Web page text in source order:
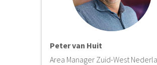
Peter van Huit
Area Manager Zuid-West